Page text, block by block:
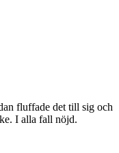
fluffade det till sig och
I alla fall nöjd.